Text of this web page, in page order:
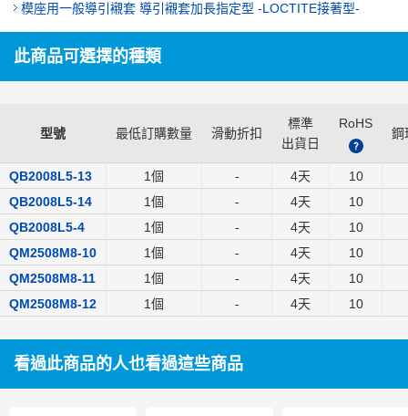
模座用一般導引襯套 導引襯套加長指定型 -LOCTITE接著型-
此商品可選擇的種類
型號 最低訂購數量 滑動折扣
標準
出貨日
RoHS
鋼
QB2008L5-13 1個 - 4天
10
QB2008L5-14
1個 - 4天
10
QB2008L5-4
1個 - 4天
10
QM2508M8-10
1個 - 4天
10
QM2508M8-11
1個 - 4天
10
QM2508M8-12
1個 - 4天 10
看過此商品的人也看過這些商品